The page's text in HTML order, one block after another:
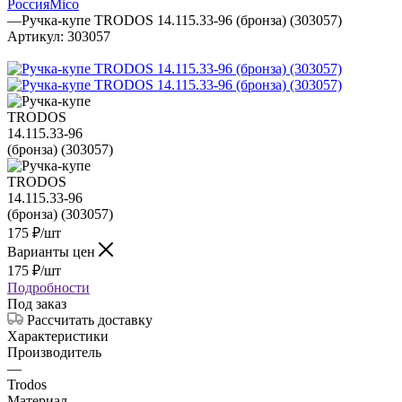
РоссияMico
—Ручка-купе TRODOS 14.115.33-96 (бронза) (303057)
Артикул: 303057
175 ₽/шт
Варианты цен
175 ₽/шт
Подробности
Под заказ
Рассчитать доставку
Характеристики
Производитель
—
Trodos